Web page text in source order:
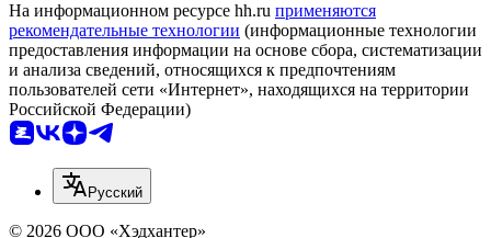
На информационном ресурсе hh.ru применяются
рекомендательные технологии (информационные технологии
предоставления информации на основе сбора, систематизации
и анализа сведений, относящихся к предпочтениям
пользователей сети «Интернет», находящихся на территории
Российской Федерации)
Русский
© 2026 ООО «Хэдхантер»